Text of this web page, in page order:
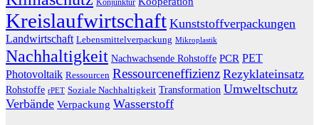
Konjunktur
Kreislaufwirtschaft Kunststoffverpackungen
Landwirtschaft Lebensmittelverpackung Mikroplastik
Nachhaltigkeit Nachwachsende Rohstoffe PCR PET
Photovoltaik Ressourcen Ressourceneffizienz Rezyklateinsatz
Rohstoffe rPET Soziale Nachhaltigkeit Transformation Umweltschutz
Verbände Verpackung Wasserstoff